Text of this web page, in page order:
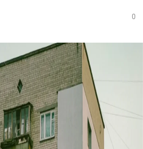
0